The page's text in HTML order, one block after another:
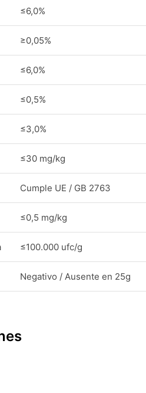
≤6,0%
≥0,05%
≤6,0%
≤0,5%
≤3,0%
≤30 mg/kg
Cumple UE / GB 2763
≤0,5 mg/kg
≤100.000 ufc/g
Negativo / Ausente en 25g